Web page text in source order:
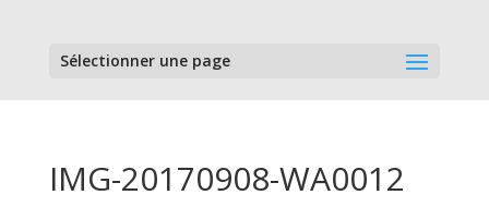
Sélectionner une page
IMG-20170908-WA0012